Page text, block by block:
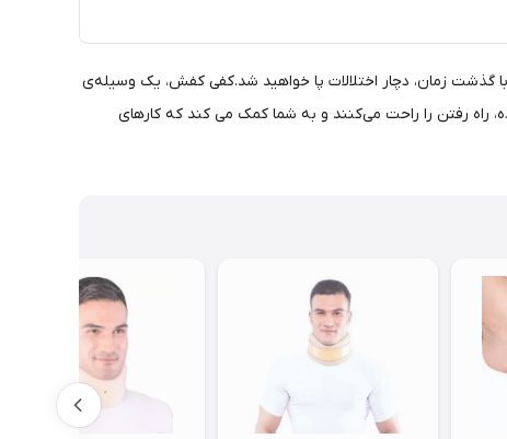
گذشت زمان، دچار اختلالات پا خواهید شد.کفی کفش، یک وسیله‌ی
رفتن را راحت می‌کنند و به شما کمک می کند که کارهای